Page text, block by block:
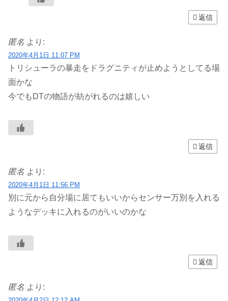
返信
匿名 より:
2020年4月1日 11:07 PM
トリシューラの暴走をドラグニティが止めようとしてる場
面かな
今でもDTの物語が紡がれるのは嬉しい
返信
匿名 より:
2020年4月1日 11:56 PM
別に元から自分場に居てもいいからセンサー万別を入れる
ようなデッキに入れるのがいいのかな
返信
匿名 より: